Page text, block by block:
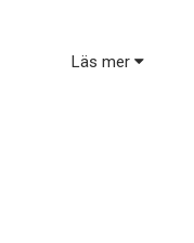
Läs mer